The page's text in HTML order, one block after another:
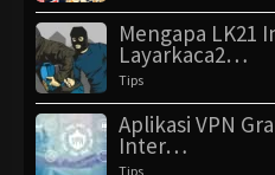
Mengapa LK21
Layarkaca2…
Tips
Aplikasi VPN
Inter…
Tips